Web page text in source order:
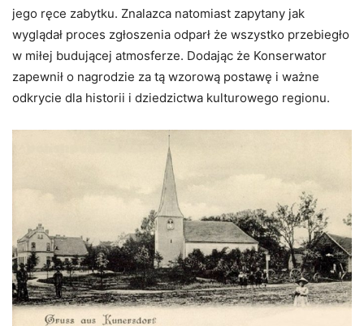
jego ręce zabytku. Znalazca natomiast zapytany jak
wyglądał proces zgłoszenia odparł że wszystko przebiegło
w miłej budującej atmosferze. Dodając że Konserwator
zapewnił o nagrodzie za tą wzorową postawę i ważne
odkrycie dla historii i dziedzictwa kulturowego regionu.